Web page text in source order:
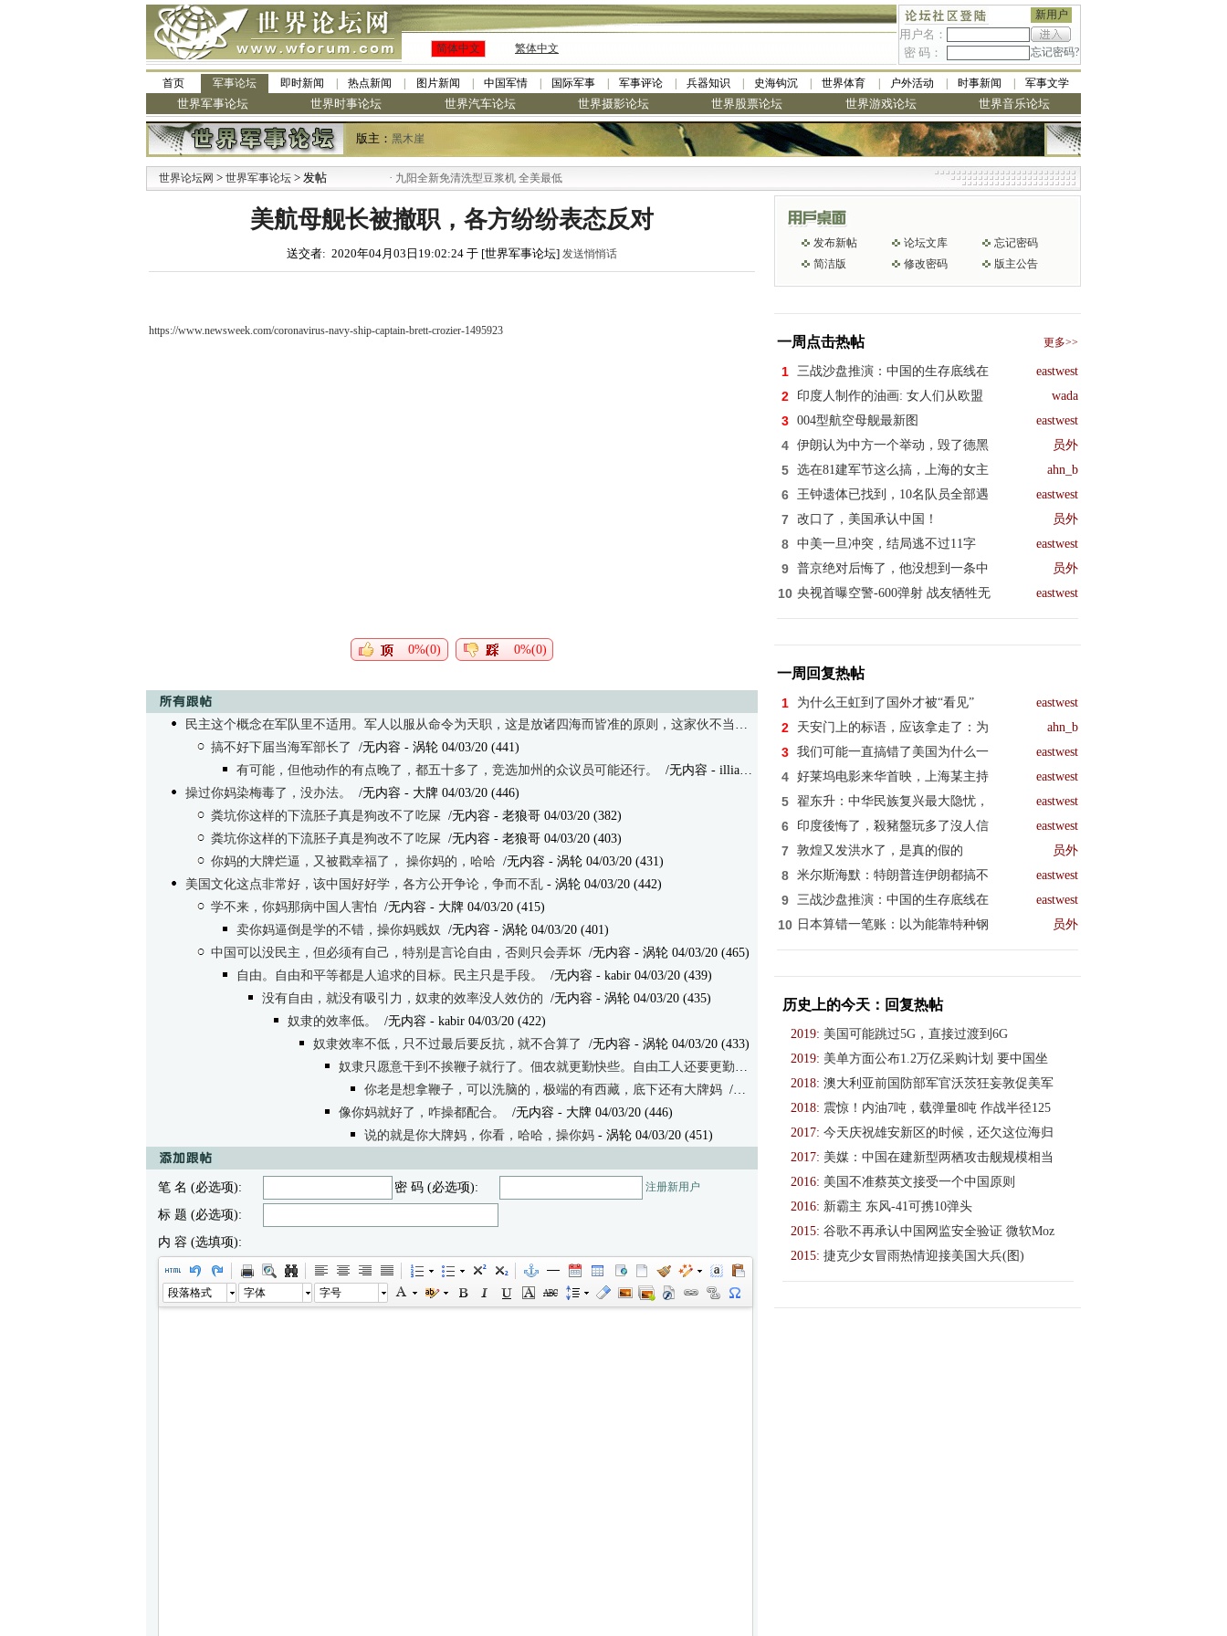
新用户
用户名：
密 码：
忘记密码?
简体中文 繁体中文
首页 军事论坛 即时新闻 热点新闻 图片新闻 中国军情 国际军事 军事评论 兵器知识 史海钩沉 世界体育 户外活动 时事新闻 军事文学
世界军事论坛 世界时事论坛 世界汽车论坛 世界摄影论坛 世界股票论坛 世界游戏论坛 世界音乐论坛
版主： 黑木崖
世界论坛网 > 世界军事论坛 > 发帖 九阳全新免清洗型豆浆机 全美最低
美航母舰长被撤职，各方纷纷表态反对
送交者: 2020年04月03日19:02:24 于 [世界军事论坛] 发送悄悄话
https://www.newsweek.com/coronavirus-navy-ship-captain-brett-crozier-1495923
0%(0) 0%(0)
民主这个概念在军队里不适用。军人以服从命令为天职，这是放诸四海而皆准的原则，这家伙不当军人当政客，撤职活该。 /无内容- illiano2 04/03/20 (449)
搞不好下届当海军部长了
/无内容 - 涡轮 04/03/20 (441)
有可能，但他动作的有点晚了，都五十多了，竞选加州的众议员可能还行。
/无内容 - illiano2 04/03/20 (408)
操过你妈染梅毒了，没办法。
/无内容 - 大牌 04/03/20 (446)
粪坑你这样的下流胚子真是狗改不了吃屎 /无内容 - 老狼哥 04/03/20 (382)
粪坑你这样的下流胚子真是狗改不了吃屎 /无内容 - 老狼哥 04/03/20 (403)
你妈的大牌烂逼，又被戳幸福了， 操你妈的，哈哈 /无内容 - 涡轮 04/03/20 (431)
美国文化这点非常好，该中国好好学，各方公开争论，争而不乱 - 涡轮 04/03/20 (442)
学不来，你妈那病中国人害怕 /无内容 - 大牌 04/03/20 (415)
卖你妈逼倒是学的不错，操你妈贱奴 /无内容 - 涡轮 04/03/20 (401)
中国可以没民主，但必须有自己，特别是言论自由，否则只会弄坏 /无内容 - 涡轮 04/03/20 (465)
自由。自由和平等都是人追求的目标。民主只是手段。
/无内容 - kabir 04/03/20 (439)
没有自由，就没有吸引力，奴隶的效率没人效仿的 /无内容 - 涡轮 04/03/20 (435)
奴隶的效率低。
/无内容 - kabir 04/03/20 (422)
奴隶效率不低，只不过最后要反抗，就不合算了
/无内容 - 涡轮 04/03/20 (433)
奴隶只愿意干到不挨鞭子就行了。佃农就更勤快些。自由工人还要更勤快些。
/无内容 - kabir 04/03/20 (443)
你老是想拿鞭子，可以洗脑的，极端的有西藏，底下还有大牌妈 /无内容
- 涡轮 04/03/20 (454)
像你妈就好了，咋操都配合。
/无内容 - 大牌 04/03/20 (446)
说的就是你大牌妈，你看，哈哈，操你妈 - 涡轮 04/03/20 (451)
笔 名 (必选项): 密 码 (必选项): 注册新用户
标 题 (必选项):
内 容 (选填项):
段落格式 字体 字号
发布新帖 论坛文库
忘记密码
简洁版
修改密码 版主公告
一周点击热帖 更多>>
1 三战沙盘推演：中国的生存底线在 eastwest
2 印度人制作的油画: 女人们从欧盟 wada
3 004型航空母舰最新图 eastwest
4 伊朗认为中方一个举动，毁了德黑 员外
5 选在81建军节这么搞，上海的女主 ahn_b
6 王钟遗体已找到，10名队员全部遇 eastwest
7 改口了，美国承认中国！ 员外
8 中美一旦冲突，结局逃不过11字 eastwest
9 普京绝对后悔了，他没想到一条中 员外
10 央视首曝空警-600弹射 战友牺牲无 eastwest
一周回复热帖
1 为什么王虹到了国外才被“看见” eastwest
2 天安门上的标语，应该拿走了：为 ahn_b
3 我们可能一直搞错了美国为什么一 eastwest
4 好莱坞电影来华首映，上海某主持 eastwest
5 翟东升：中华民族复兴最大隐忧， eastwest
6 印度後悔了，殺豬盤玩多了沒人信 eastwest
7 敦煌又发洪水了，是真的假的 员外
8 米尔斯海默：特朗普连伊朗都搞不 eastwest
9 三战沙盘推演：中国的生存底线在 eastwest
10 日本算错一笔账：以为能靠特种钢 员外
历史上的今天：回复热帖
2019: 美国可能跳过5G，直接过渡到6G
2019: 美单方面公布1.2万亿采购计划 要中国坐
2018: 澳大利亚前国防部军官沃茨狂妄敦促美军
2018: 震惊！内油7吨，载弹量8吨 作战半径125
2017: 今天庆祝雄安新区的时候，还欠这位海归
2017: 美媒：中国在建新型两栖攻击舰规模相当
2016: 美国不准蔡英文接受一个中国原则
2016: 新霸主 东风-41可携10弹头
2015: 谷歌不再承认中国网监安全验证 微软Moz
2015: 捷克少女冒雨热情迎接美国大兵(图)